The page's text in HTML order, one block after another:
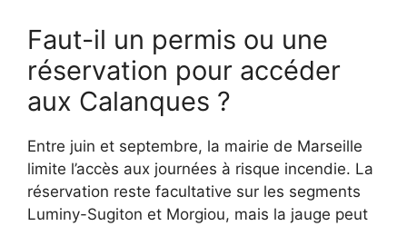
Faut-il un permis ou une
réservation pour accéder
aux Calanques ?
Entre juin et septembre, la mairie de Marseille
limite l’accès aux journées à risque incendie. La
réservation reste facultative sur les segments
Luminy-Sugiton et Morgiou, mais la jauge peut